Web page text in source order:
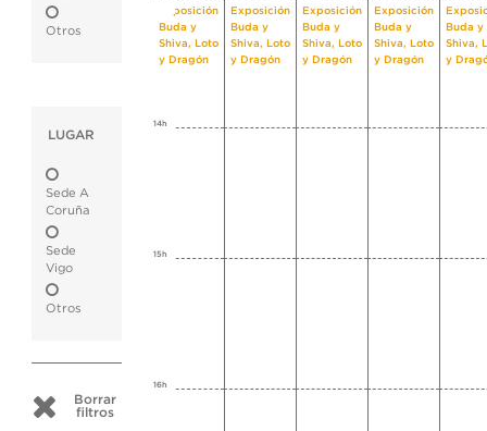
Otros
LUGAR
Sede A
Coruña
Sede
Vigo
Otros
Borrar
filtros
Exposición
Buda y
Shiva, Loto
y Dragón
Exposición
Buda y
Shiva, Loto
y Dragón
Exposición
Buda y
Shiva, Loto
y Dragón
Exposición
Buda y
Shiva, Loto
y Dragón
Buda y
Shiva,
y
14h
15h
16h